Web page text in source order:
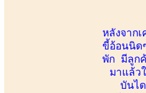
หลังจาก
ขี้อ้อนนิด
พัก มีลูกค้
มาแล้ว
บันไ